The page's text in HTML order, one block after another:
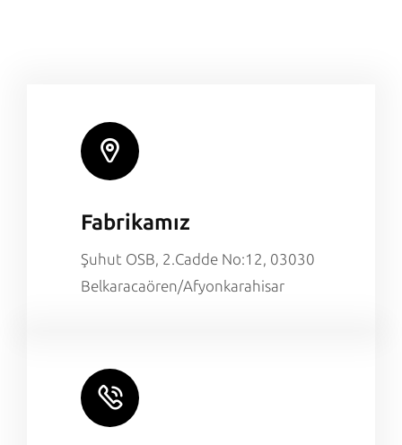
Fabrikamız
Şuhut OSB, 2.Cadde No:12, 03030
Belkaracaören/Afyonkarahisar